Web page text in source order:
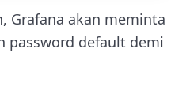
Grafana akan meminta
password default demi